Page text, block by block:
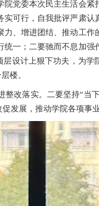
党委本次民主生活会紧
可行，自我批评严肃认
、增进团结、推动工作
一；二要驰而不息加强
设计上狠下功夫，为学
楼。
改落实。二要坚持“当下
发展，推动学院各项事